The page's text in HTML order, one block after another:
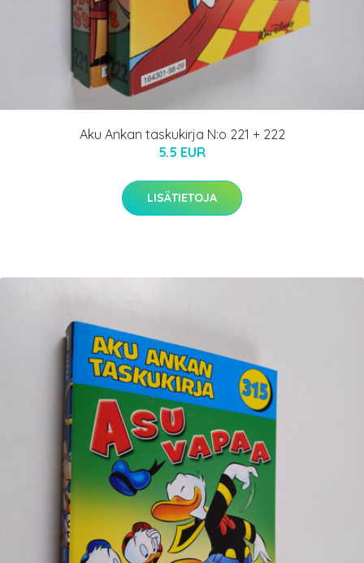
Aku Ankan taskukirja N:o 221 + 222
5.5 EUR
LISÄTIETOJA